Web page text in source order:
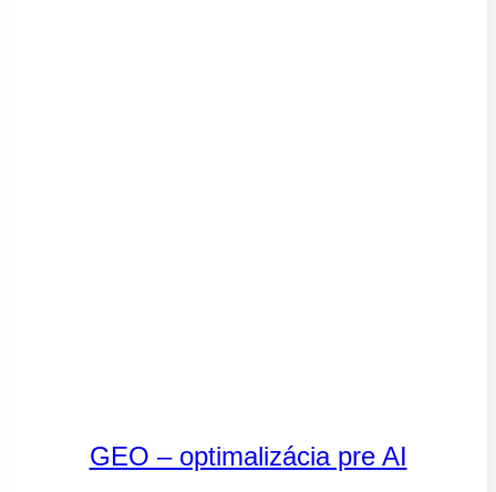
GEO – optimalizácia pre AI